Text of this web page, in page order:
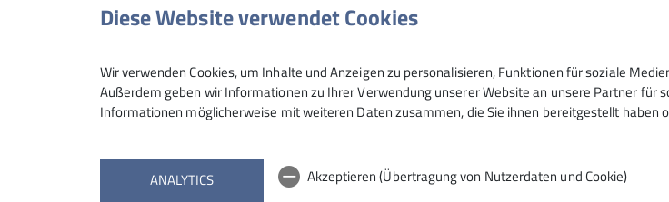
üben konnten,
Verhältnissen.
Schneedeckel nur
Diese Website verwendet Cookies
Wir verwenden Cookies, um Inhalte und Anzeigen zu personalisieren, Funktionen für soziale
Außerdem geben wir Informationen zu Ihrer Verwendung unserer Website an unsere Partner für
Informationen möglicherweise mit weiteren Daten zusammen, die Sie ihnen bereitgestellt haben
ANALYTICS
Akzeptieren (Übertragung von Nutzerdaten und Cookie)